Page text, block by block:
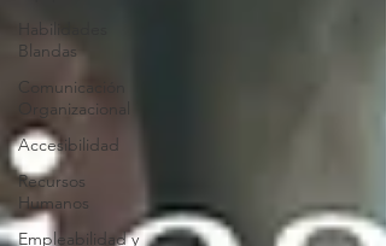
Habilidades
Blandas
Comunicación
Organizacional
Accesibilidad
Recursos
Humanos
Empleabilidad y